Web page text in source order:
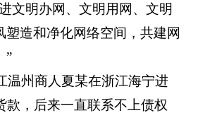
文明办网、文明用网、文明
塑造和净化网络空间，共建网
”
温州商人夏某在浙江海宁进
款，后来一直联系不上债权